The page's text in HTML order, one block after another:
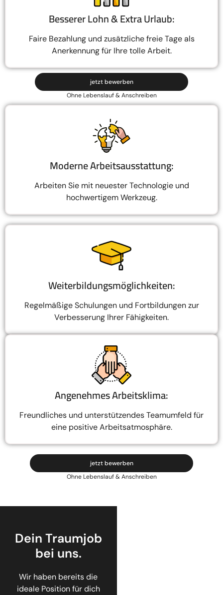
Besserer Lohn & Extra Urlaub:
Faire Bezahlung und zusätzliche freie Tage als
Anerkennung für Ihre tolle Arbeit.
jetzt bewerben
Ohne Lebenslauf & Anschreiben
Moderne Arbeitsausstattung:
Arbeiten Sie mit neuester Technologie und
hochwertigem Werkzeug.
Weiterbildungsmöglichkeiten:
Regelmäßige Schulungen und Fortbildungen zur
Verbesserung Ihrer Fähigkeiten.
Angenehmes Arbeitsklima:
Freundliches und unterstützendes Teamumfeld für
eine positive Arbeitsatmosphäre.
jetzt bewerben
Ohne Lebenslauf & Anschreiben
Dein Traumjob
bei uns.
Wir haben bereits die
ideale Position für dich